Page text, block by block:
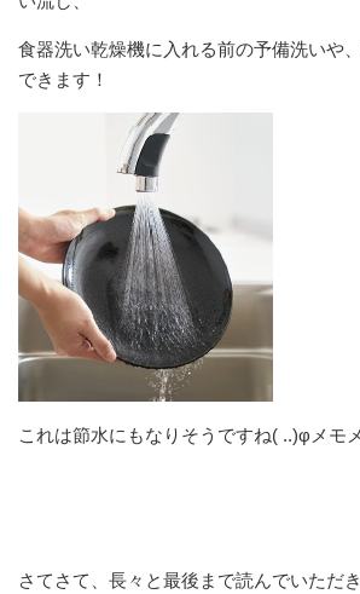
食器洗い乾燥機に入れる前の予備洗いや
できます！
これは節水にもなりそうですね( ..)φメモ
さてさて、長々と最後まで読んでいただ